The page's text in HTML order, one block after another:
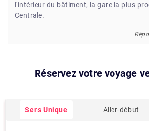
l'intérieur du bâtiment, la gare la plus
Centrale.
Réservez votre voyage
Sens Unique Aller-début